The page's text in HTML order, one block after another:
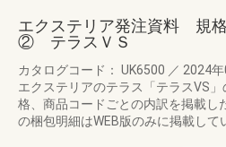
エクステリア発注資料 規
② テラスＶＳ
カタログコード： UK6500 ／ 2024年
エクステリアのテラス「テラスVS
格、商品コードごとの内訳を掲載し
の梱包明細はWEB版のみに掲載して